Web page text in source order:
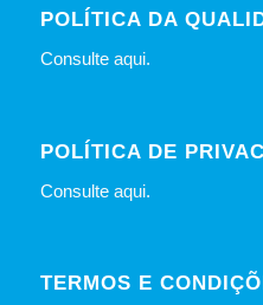
POLÍTICA DA
Consulte aqui.
POLÍTICA DE
Consulte aqui.
TERMOS E